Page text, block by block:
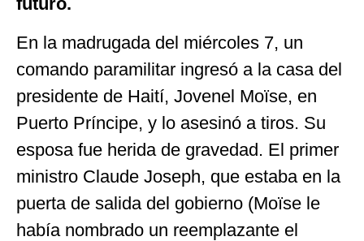
En la madrugada del miércoles 7, un
comando paramilitar ingresó a la casa del
presidente de Haití, Jovenel Moïse, en
Puerto Príncipe, y lo asesinó a tiros. Su
esposa fue herida de gravedad. El primer
ministro Claude Joseph, que estaba en la
puerta de salida del gobierno (Moïse le
había nombrado un reemplazante el